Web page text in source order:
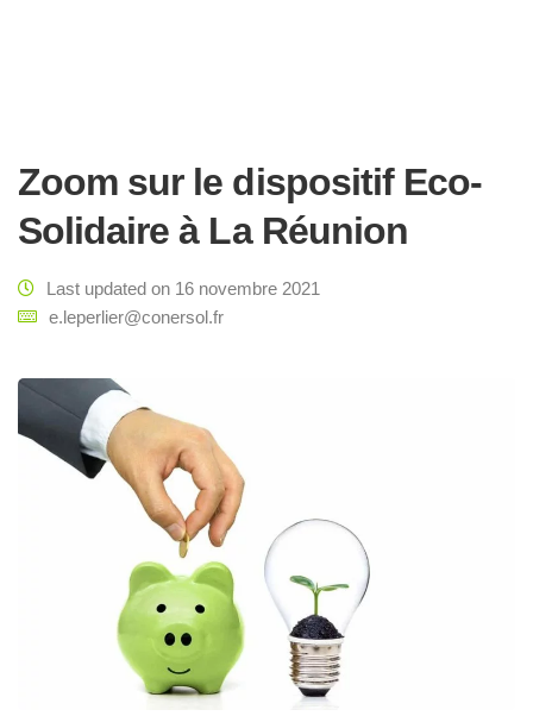
Zoom sur le dispositif Eco-
Solidaire à La Réunion
Last updated on 16 novembre 2021
e.leperlier@conersol.fr